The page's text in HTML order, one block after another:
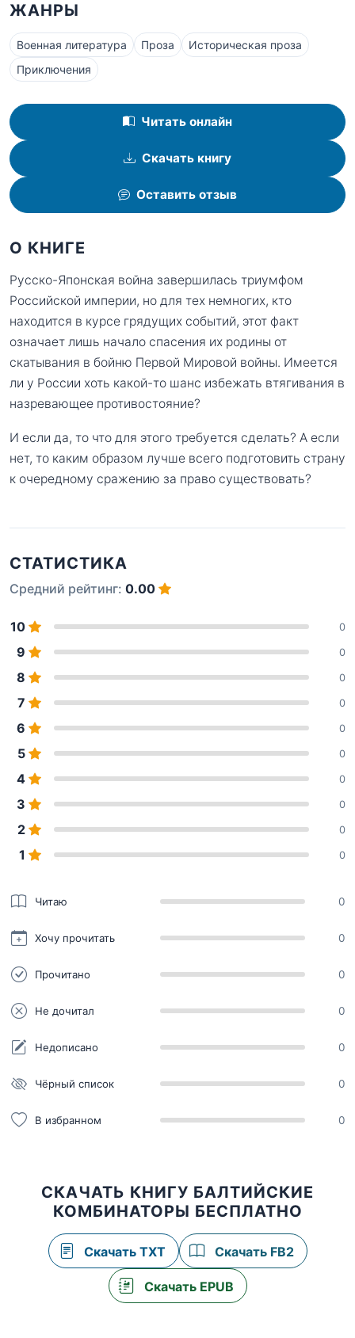
ЖАНРЫ
Военная литература Проза
Историческая проза
Приключения
Читать онлайн
Скачать книгу
Оставить отзыв
О КНИГЕ
Русско-Японская война завершилась триумфом
Российской империи, но для тех немногих, кто
находится в курсе грядущих событий, этот факт
означает лишь начало спасения их родины от
скатывания в бойню Первой Мировой войны. Имеется
ли у России хоть какой-то шанс избежать втягивания в
назревающее противостояние?
И если да, то что для этого требуется сделать? А если
нет, то каким образом лучше всего подготовить страну
к очередному сражению за право существовать?
СТАТИСТИКА
Средний рейтинг: 0.00
10 0
9 0
8 0
7 0
6 0
5 0
4 0
3 0
2 0
1 0
Читаю 0
Хочу прочитать 0
Прочитано 0
Не дочитал 0
Недописано 0
Чёрный список 0
В избранном 0
СКАЧАТЬ КНИГУ БАЛТИЙСКИЕ
КОМБИНАТОРЫ БЕСПЛАТНО
Скачать TXT Скачать FB2
Скачать EPUB